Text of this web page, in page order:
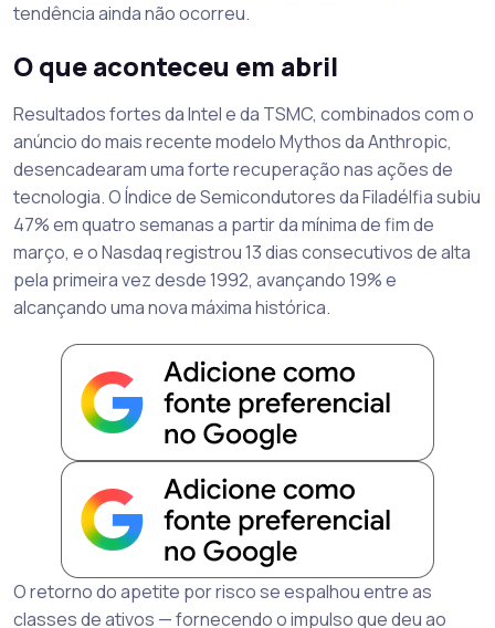
tendência ainda não ocorreu.
O que aconteceu em abril
Resultados fortes da Intel e da TSMC, combinados com o
anúncio do mais recente modelo Mythos da Anthropic,
desencadearam uma forte recuperação nas ações de
tecnologia. O Índice de Semicondutores da Filadélfia subiu
47% em quatro semanas a partir da mínima de fim de
março, e o Nasdaq registrou 13 dias consecutivos de alta
pela primeira vez desde 1992, avançando 19% e
alcançando uma nova máxima histórica.
O retorno do apetite por risco se espalhou entre as
classes de ativos — fornecendo o impulso que deu ao